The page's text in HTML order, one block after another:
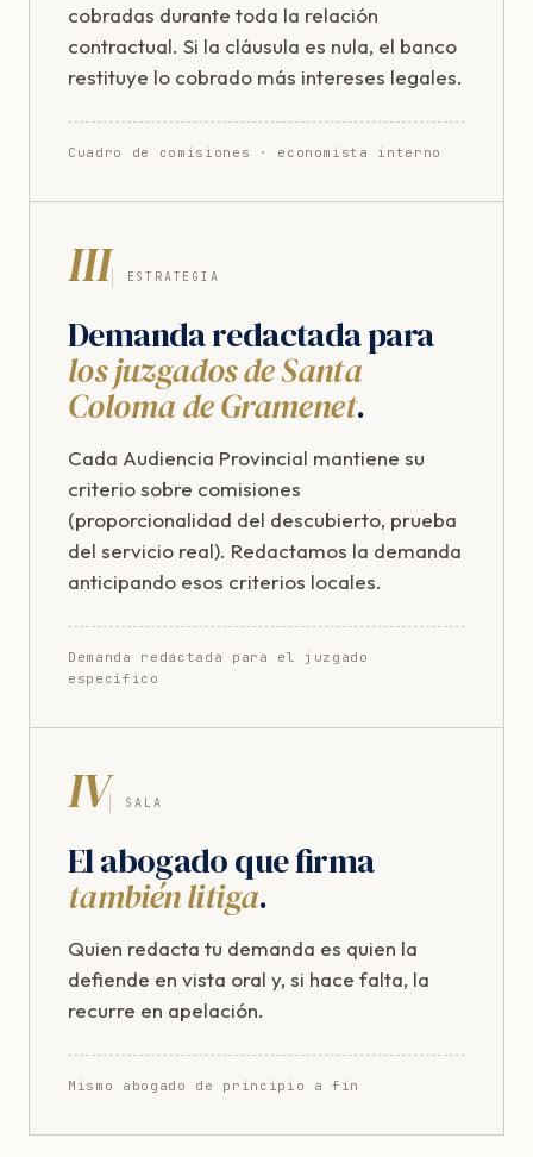
cobradas durante toda la relación
contractual. Si la cláusula es nula, el banco
restituye lo cobrado más intereses legales.
Cuadro de comisiones · economista interno
III ESTRATEGIA
Demanda redactada para
los juzgados de Santa
Coloma de Gramenet.
Cada Audiencia Provincial mantiene su
criterio sobre comisiones
(proporcionalidad del descubierto, prueba
del servicio real). Redactamos la demanda
anticipando esos criterios locales.
Demanda redactada para el juzgado
específico
IV SALA
El abogado que firma
también litiga.
Quien redacta tu demanda es quien la
defiende en vista oral y, si hace falta, la
recurre en apelación.
Mismo abogado de principio a fin